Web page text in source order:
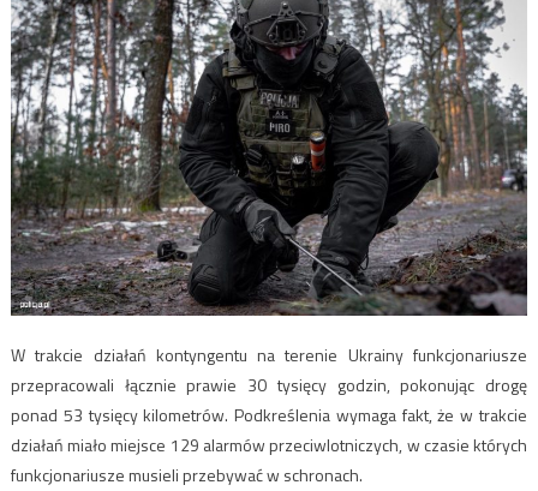
W trakcie działań kontyngentu na terenie Ukrainy funkcjonariusze
przepracowali łącznie prawie 30 tysięcy godzin, pokonując drogę
ponad 53 tysięcy kilometrów. Podkreślenia wymaga fakt, że w trakcie
działań miało miejsce 129 alarmów przeciwlotniczych, w czasie których
funkcjonariusze musieli przebywać w schronach.